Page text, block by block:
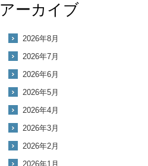
アーカイブ
2026年8月
2026年7月
2026年6月
2026年5月
2026年4月
2026年3月
2026年2月
2026年1月